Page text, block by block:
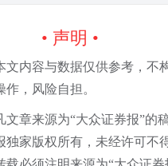
• 声明 •
文内容与数据仅供参考，不
，风险自担。
文章来源为“大众证券报”的
独家版权所有，未经许可不